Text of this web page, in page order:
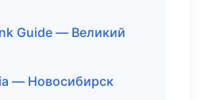
Guide — Великий
— Новосибирск